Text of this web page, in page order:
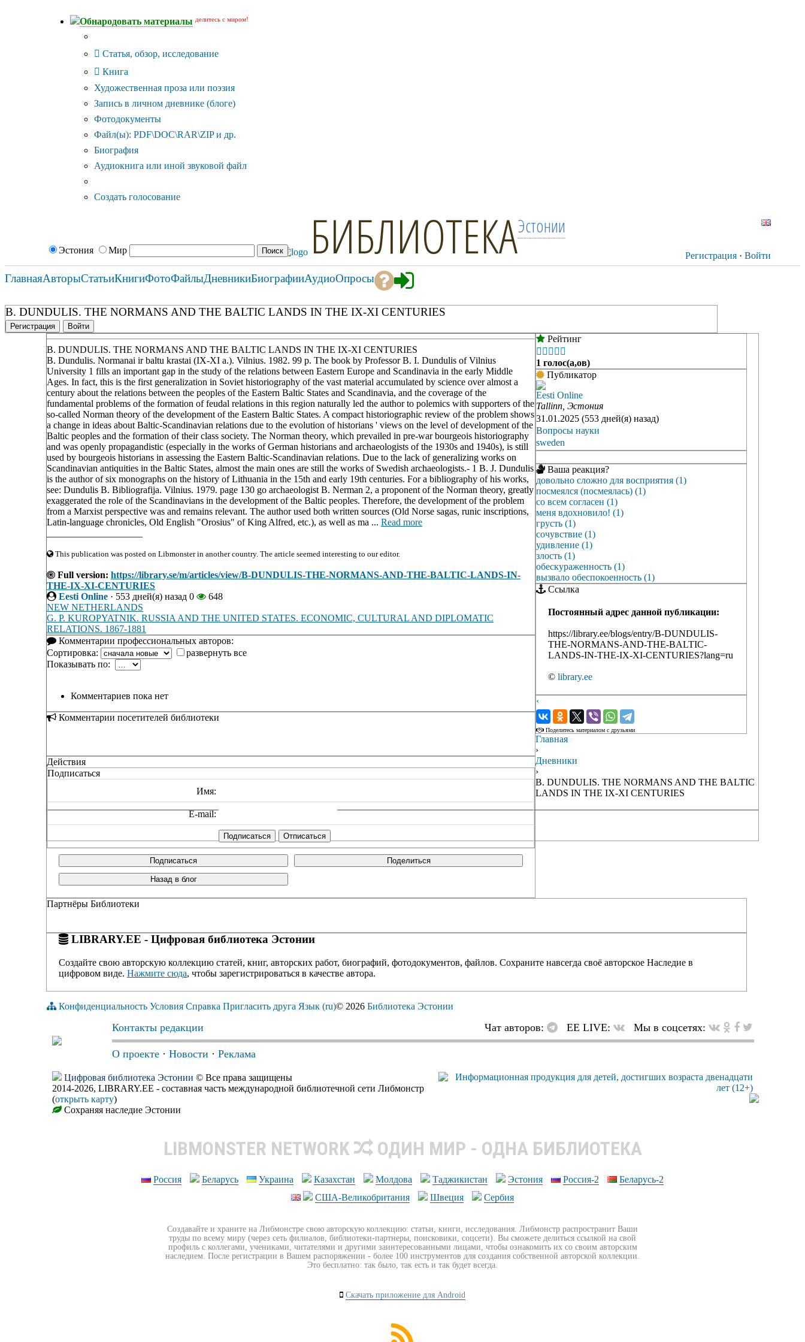
Обнародовать материалы делитесь с миром!
Статья, обзор, исследование
Книга
Художественная проза или поэзия
Запись в личном дневнике (блоге)
Фотодокументы
Файл(ы): PDF\DOC\RAR\ZIP и др.
Биография
Аудиокнига или иной звуковой файл
Создать голосование
Эстония Мир БИБЛИОТЕКАЭстонии
Регистрация · Войти
ГлавнаяАвторыСтатьиКнигиФотоФайлыДневникиБиографииАудиоОпросы
B. DUNDULIS. THE NORMANS AND THE BALTIC LANDS IN THE IX-XI CENTURIES
Регистрация Войти
B. DUNDULIS. THE NORMANS AND THE BALTIC LANDS IN THE IX-XI CENTURIES
B. Dundulis. Normanai ir baltu krastai (IX-XI a.). Vilnius. 1982. 99 p. The book by Professor B. I. Dundulis of Vilnius
University 1 fills an important gap in the study of the relations between Eastern Europe and Scandinavia in the early Middle
Ages. In fact, this is the first generalization in Soviet historiography of the vast material accumulated by science over almost a
century about the relations between the peoples of the Eastern Baltic States and Scandinavia, and the coverage of the
fundamental problems of the formation of feudal relations in this region naturally led the author to polemics with supporters of the
so-called Norman theory of the development of the Eastern Baltic States. A compact historiographic review of the problem shows
a change in ideas about Baltic-Scandinavian relations due to the evolution of historians ' views on the level of development of the
Baltic peoples and the formation of their class society. The Norman theory, which prevailed in pre-war bourgeois historiography
and was openly propagandistic (especially in the works of German historians and archaeologists of the 1930s and 1940s), is still
used by bourgeois historians in assessing the Eastern Baltic-Scandinavian relations. Due to the lack of generalizing works on
Scandinavian antiquities in the Baltic States, almost the main ones are still the works of Swedish archaeologists.- 1 B. J. Dundulis
is the author of six monographs on the history of Lithuania in the 15th and early 19th centuries. For a bibliography of his works,
see: Dundulis B. Bibliografija. Vilnius. 1979. page 130 go archaeologist B. Nerman 2, a proponent of the Norman theory, greatly
exaggerated the role of the Scandinavians in the development of the Baltic peoples. Therefore, the development of the problem
from a Marxist perspective was and remains relevant. The author used both written sources (Old Norse sagas, runic inscriptions,
Latin-language chronicles, Old English "Orosius" of King Alfred, etc.), as well as ma ... Read more
This publication was posted on Libmonster in another country. The article seemed interesting to our editor.
Full version: https://library.se/m/articles/view/B-DUNDULIS-THE-NORMANS-AND-THE-BALTIC-LANDS-IN-
THE-IX-XI-CENTURIES
Eesti Online · 553 дней(я) назад 0
648
NEW NETHERLANDS
G. P. KUROPYATNIK. RUSSIA AND THE UNITED STATES. ECONOMIC, CULTURAL AND DIPLOMATIC
RELATIONS. 1867-1881
Комментарии профессиональных авторов:
Сортировка:
развернуть все
Показывать по:
Комментариев пока нет
Комментарии посетителей библиотеки
Действия
Подписаться
Имя:
E-mail:
Подписаться Поделиться
Назад в блог
Рейтинг
    
1 голос(а,ов)
Публикатор
Eesti Online
Tallinn, Эстония
31.01.2025 (553 дней(я) назад)
Вопросы науки
sweden
Ваша реакция?
довольно сложно для восприятия (1)
посмеялся (посмеялась) (1)
со всем согласен (1)
меня вдохновило! (1)
грусть (1)
сочувствие (1)
удивление (1)
злость (1)
обескураженность (1)
вызвало обеспокоенность (1)
Ссылка
Постоянный адрес данной публикации:
https://library.ee/blogs/entry/B-DUNDULIS-
THE-NORMANS-AND-THE-BALTIC-
LANDS-IN-THE-IX-XI-CENTURIES?lang=ru
© library.ee
‹
›
Поделитесь материалом с друзьями
Партнёры Библиотеки
LIBRARY.EE - Цифровая библиотека Эстонии
Создайте свою авторскую коллекцию статей, книг, авторских работ, биографий, фотодокументов, файлов. Сохраните навсегда своё авторское Наследие в
цифровом виде. Нажмите сюда, чтобы зарегистрироваться в качестве автора.
Главная
›
Дневники
›
B. DUNDULIS. THE NORMANS AND THE BALTIC
LANDS IN THE IX-XI CENTURIES
Конфиденциальность Условия Справка Пригласить друга Язык (ru)© 2026 Библиотека Эстонии
Контакты редакции Чат авторов: EE LIVE: Мы в соцсетях:
О проекте · Новости · Реклама
Цифровая библиотека Эстонии © Все права защищены
2014-2026, LIBRARY.EE - составная часть международной библиотечной сети Либмонстр
(открыть карту)
Сохраняя наследие Эстонии
LIBMONSTER NETWORK ОДИН МИР - ОДНА БИБЛИОТЕКА
Россия Беларусь Украина Казахстан Молдова Таджикистан Эстония Россия-2
Беларусь-2
США-Великобритания
Швеция Сербия
Создавайте и храните на Либмонстре свою авторскую коллекцию: статьи, книги, исследования. Либмонстр распространит Ваши
труды по всему миру (через сеть филиалов, библиотеки-партнеры, поисковики, соцсети). Вы сможете делиться ссылкой на свой
профиль с коллегами, учениками, читателями и другими заинтересованными лицами, чтобы ознакомить их со своим авторским
наследием. После регистрации в Вашем распоряжении - более 100 инструментов для создания собственной авторской коллекции.
Это бесплатно: так было, так есть и так будет всегда.
Скачать приложение для Android